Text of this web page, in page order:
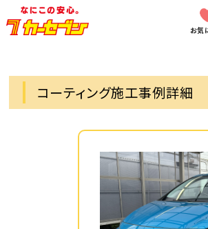
お気
コーティング施工事例詳細